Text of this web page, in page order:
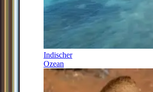
Indischer
Ozean